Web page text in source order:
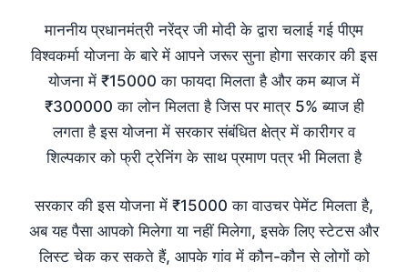
माननीय प्रधानमंत्री नरेंद्र जी मोदी के द्वारा चलाई गई पीएम
विश्वकर्मा योजना के बारे में आपने जरूर सुना होगा सरकार की इस
योजना में ₹15000 का फायदा मिलता है और कम ब्याज में
₹300000 का लोन मिलता है जिस पर मात्र 5% ब्याज ही
लगता है इस योजना में सरकार संबंधित क्षेत्र में कारीगर व
शिल्पकार को फ्री ट्रेनिंग के साथ प्रमाण पत्र भी मिलता है
सरकार की इस योजना में ₹15000 का वाउचर पेमेंट मिलता है,
अब यह पैसा आपको मिलेगा या नहीं मिलेगा, इसके लिए स्टेटस और
लिस्ट चेक कर सकते हैं, आपके गांव में कौन-कौन से लोगों को